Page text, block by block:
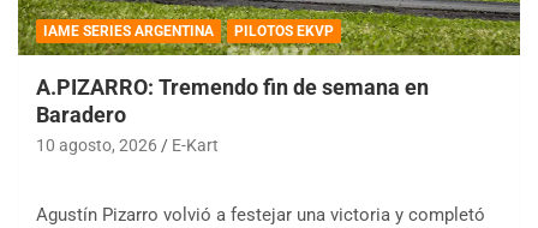
IAME SERIES ARGENTINA PILOTOS EKVP
A.PIZARRO: Tremendo fin de semana en
Baradero
10 agosto, 2026 E-Kart
Agustín Pizarro volvió a festejar una victoria y completó